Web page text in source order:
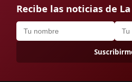
Recibe las noticias de